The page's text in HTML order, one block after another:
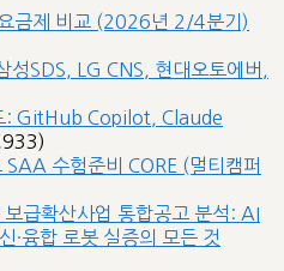
금제 비교 (2026년 2/4분기)
성SDS, LG CNS, 현대오토에버,
: GitHub Copilot, Claude
수험준비 CORE (멀티캠퍼
급확산사업 통합공고 분석: AI
·융합 로봇 실증의 모든 것